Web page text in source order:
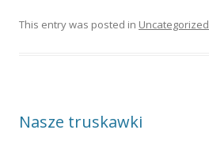
This entry was posted in Uncategorized
Nasze truskawki